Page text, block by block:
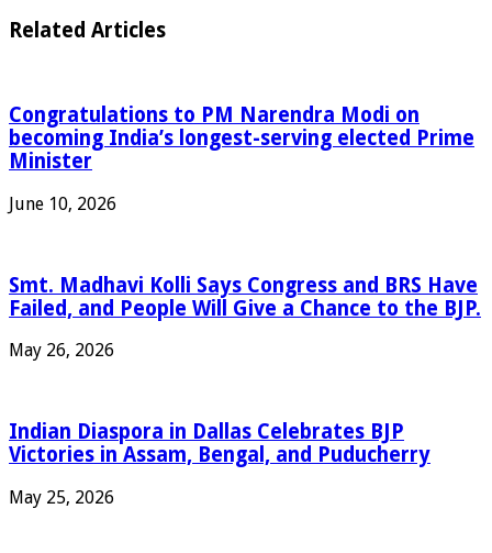
Related Articles
Congratulations to PM Narendra Modi on
becoming India’s longest-serving elected Prime
Minister
June 10, 2026
Smt. Madhavi Kolli Says Congress and BRS Have
Failed, and People Will Give a Chance to the BJP.
May 26, 2026
Indian Diaspora in Dallas Celebrates BJP
Victories in Assam, Bengal, and Puducherry
May 25, 2026